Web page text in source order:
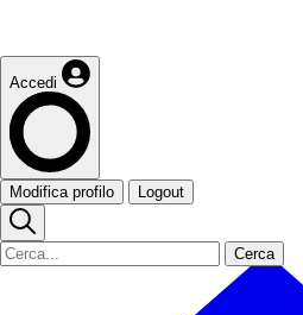
Accedi
Modifica profilo Logout
Cerca